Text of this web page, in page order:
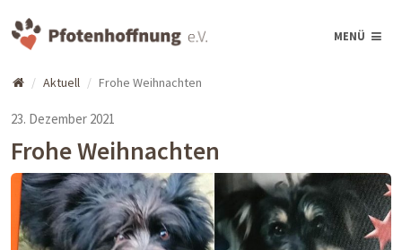
MENÜ
Aktuell Frohe Weihnachten
23. Dezember 2021
Frohe Weihnachten